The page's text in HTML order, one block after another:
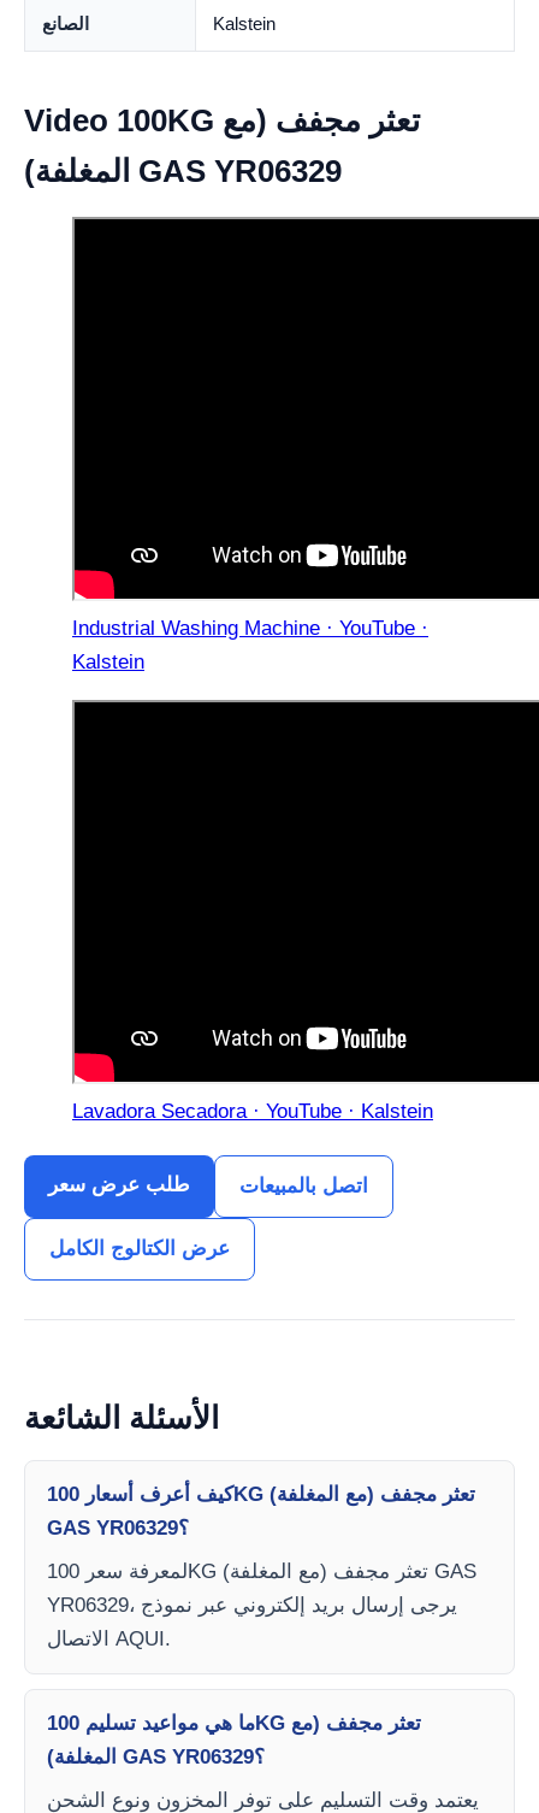
الصانع Kalstein
Video 100KG تعثر مجفف (مع
المغلفة) GAS YR06329
Industrial Washing Machine · YouTube ·
Kalstein
Lavadora Secadora · YouTube · Kalstein
طلب عرض سعر اتصل بالمبيعات
عرض الكتالوج الكامل
الأسئلة الشائعة
كيف أعرف أسعار 100KG تعثر مجفف (مع المغلفة)
GAS YR06329؟
لمعرفة سعر 100KG تعثر مجفف (مع المغلفة) GAS
YR06329، يرجى إرسال بريد إلكتروني عبر نموذج
الاتصال AQUI.
ما هي مواعيد تسليم 100KG تعثر مجفف (مع
المغلفة) GAS YR06329؟
يعتمد وقت التسليم على توفر المخزون ونوع الشحن